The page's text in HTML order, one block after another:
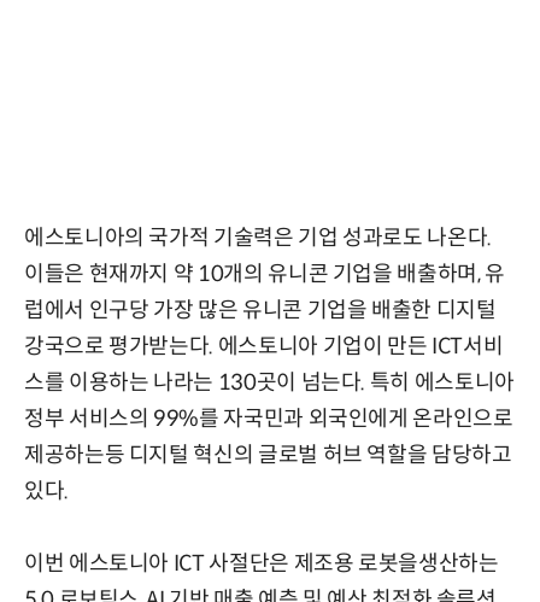
에스토니아의 국가적 기술력은 기업 성과로도 나온다.
이들은 현재까지 약 10개의 유니콘 기업을 배출하며, 유
럽에서 인구당 가장 많은 유니콘 기업을 배출한 디지털
강국으로 평가받는다. 에스토니아 기업이 만든 ICT서비
스를 이용하는 나라는 130곳이 넘는다. 특히 에스토니아
정부 서비스의 99%를 자국민과 외국인에게 온라인으로
제공하는등 디지털 혁신의 글로벌 허브 역할을 담당하고
있다.
이번 에스토니아 ICT 사절단은 제조용 로봇을생산하는